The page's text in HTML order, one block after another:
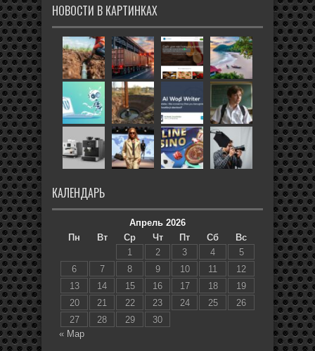
НОВОСТИ В КАРТИНКАХ
КАЛЕНДАРЬ
Апрель 2026
Пн
Вт Ср Чт Пт Сб
Вс
1
2 3 4
5
6
7 8 9 10 11
12
13
14 15 16 17 18
19
20
21 22 23 24 25
26
27
28 29
30
« Мар